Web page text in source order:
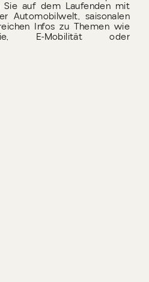
Sie auf dem Laufenden mit
Automobilwelt, saisonalen
Infos zu Themen wie
E-Mobilität oder